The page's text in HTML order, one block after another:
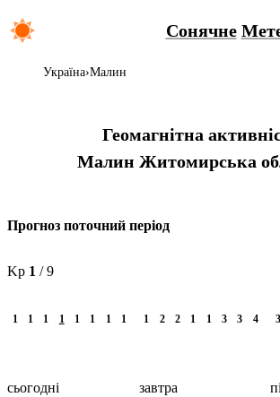
Сонячне
Україна Малин
Геомагнітна
Малин Житомирська
Прогноз поточний період
Kp 1 / 9
1 1 1 1 1 1 1 1 1 2 2 1 1 3 3 4 3
сьогодні завтра